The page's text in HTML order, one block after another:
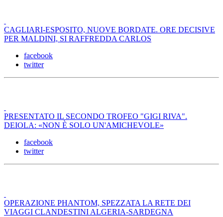
CAGLIARI-ESPOSITO, NUOVE BORDATE. ORE DECISIVE
PER MALDINI, SI RAFFREDDA CARLOS
facebook
twitter
PRESENTATO IL SECONDO TROFEO "GIGI RIVA".
DEIOLA: «NON È SOLO UN'AMICHEVOLE»
facebook
twitter
OPERAZIONE PHANTOM, SPEZZATA LA RETE DEI
VIAGGI CLANDESTINI ALGERIA-SARDEGNA